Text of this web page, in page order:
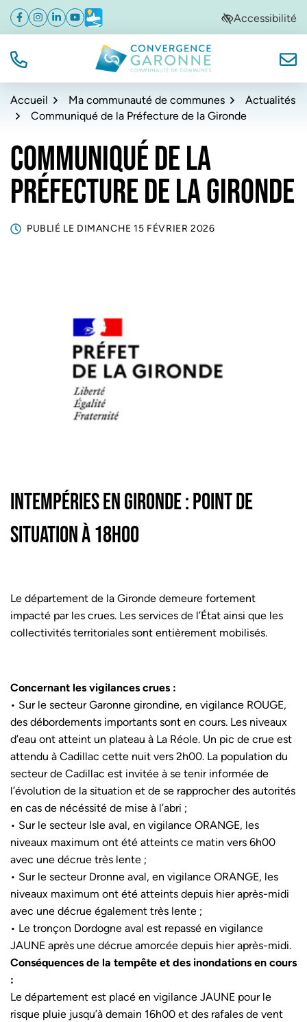
Aller
navigation
Aller
au
Aller
au
de
Facebook
(ouverture dans un nouvel onglet)
Instagram
(ouverture dans un nouvel onglet)
Linkedin
(ouverture dans un nouvel onglet)
YouTube
(ouverture dans un nouvel onglet)
Météo
(ouverture dans un nouvel onglet)Accessibilité
TÉL. Convergence Garonne
Accueil Ma communauté de communes
Actualités
Communiqué de la Préfecture de la Gironde
COMMUNIQUÉ DE LA
PRÉFECTURE DE LA GIRONDE
PUBLIÉ LE DIMANCHE 15 FÉVRIER 2026
INTEMPÉRIES EN GIRONDE : POINT DE
SITUATION À 18H00
Le département de la Gironde demeure fortement
impacté par les crues. Les services de l’État ainsi que les
collectivités territoriales sont entièrement mobilisés.
Concernant les vigilances crues :
• Sur le secteur Garonne girondine, en vigilance ROUGE,
des débordements importants sont en cours. Les niveaux
d’eau ont atteint un plateau à La Réole. Un pic de crue est
attendu à Cadillac cette nuit vers 2h00. La population du
secteur de Cadillac est invitée à se tenir informée de
l’évolution de la situation et de se rapprocher des autorités
en cas de nécéssité de mise à l’abri ;
• Sur le secteur Isle aval, en vigilance ORANGE, les
niveaux maximum ont été atteints ce matin vers 6h00
avec une décrue très lente ;
• Sur le secteur Dronne aval, en vigilance ORANGE, les
niveaux maximum ont été atteints depuis hier après-midi
avec une décrue également très lente ;
• Le tronçon Dordogne aval est repassé en vigilance
JAUNE après une décrue amorcée depuis hier après-midi.
Conséquences de la tempête et des inondations en cours
:
Le département est placé en vigilance JAUNE pour le
risque pluie jusqu’à demain 16h00 et des rafales de vent